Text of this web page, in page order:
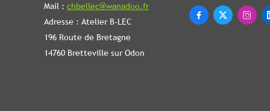
Mail : chbellec@wanadoo.fr
Adresse : Atelier B-LEC
196 Route de Bretagne
14760 Bretteville sur Odon
  